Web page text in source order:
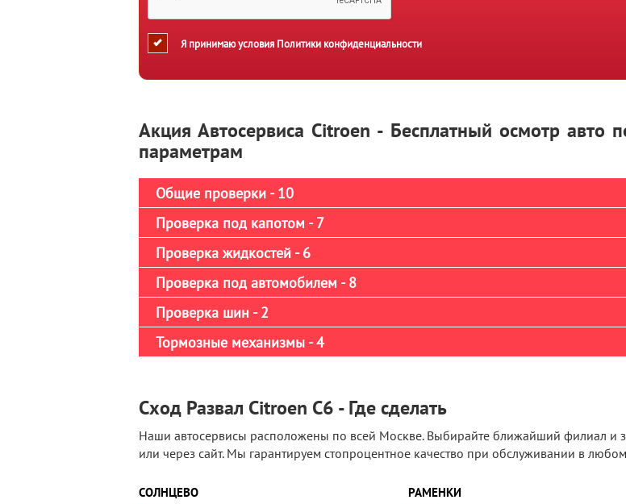
Я принимаю условия Политики конфиденциальности
Акция Автосервиса Citroen - Бесплатный осмотр авто
параметрам
Общие проверки - 10
Проверка под капотом - 7
Проверка жидкостей - 6
Проверка под автомобилем - 8
Проверка шин - 2
Тормозные механизмы - 4
Сход Развал Citroen C6 - Где сделать
Наши автосервисы расположены по всей Москве. Выбирайте ближайший филиал и
или через сайт. Мы гарантируем стопроцентное качество при обслуживании в
СОЛНЦЕВО РАМЕНКИ